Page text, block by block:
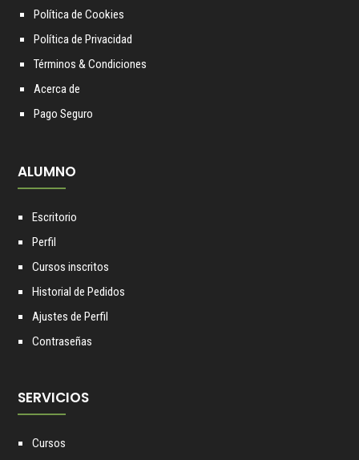
Política de Cookies
Política de Privacidad
Términos & Condiciones
Acerca de
Pago Seguro
ALUMNO
Escritorio
Perfil
Cursos inscritos
Historial de Pedidos
Ajustes de Perfil
Contraseñas
SERVICIOS
Cursos